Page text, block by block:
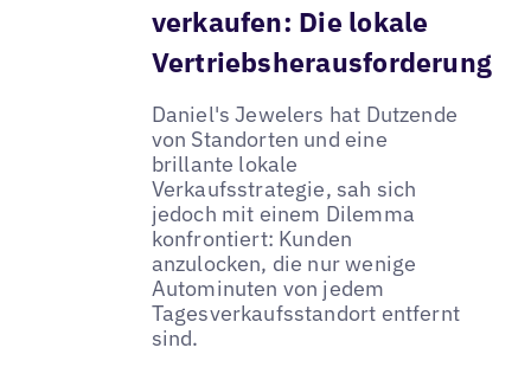
verkaufen: Die lokale
Vertriebsherausforderung
Daniel's Jewelers hat Dutzende
von Standorten und eine
brillante lokale
Verkaufsstrategie, sah sich
jedoch mit einem Dilemma
konfrontiert: Kunden
anzulocken, die nur wenige
Autominuten von jedem
Tagesverkaufsstandort entfernt
sind.